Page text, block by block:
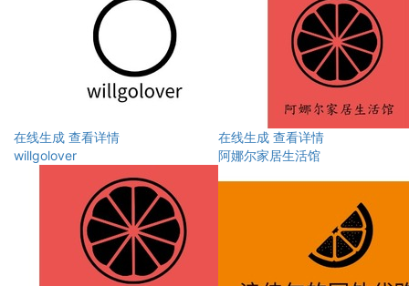
在线生成 查看详情
willgolover
在线生成 查看详情
阿娜尔家居生活馆